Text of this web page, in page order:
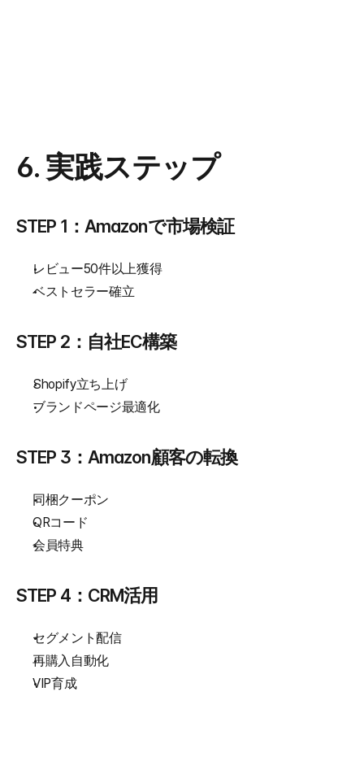
6. 実践ステップ
STEP 1：Amazonで市場検証
レビュー50件以上獲得
ベストセラー確立
STEP 2：自社EC構築
Shopify立ち上げ
ブランドページ最適化
STEP 3：Amazon顧客の転換
同梱クーポン
QRコード
会員特典
STEP 4：CRM活用
セグメント配信
再購入自動化
VIP育成